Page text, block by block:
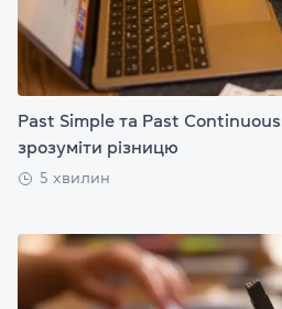
Past Simple та Past
зрозуміти різницю
5 хвилин